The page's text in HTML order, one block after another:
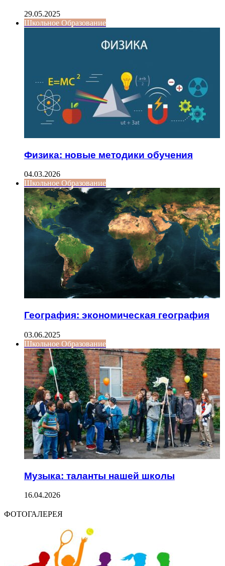
29.05.2025
Школьное Образование
Физика: новые методики обучения
04.03.2026
Школьное Образование
География: экономическая география
03.06.2025
Школьное Образование
Музыка: таланты нашей школы
16.04.2026
ФОТОГАЛЕРЕЯ